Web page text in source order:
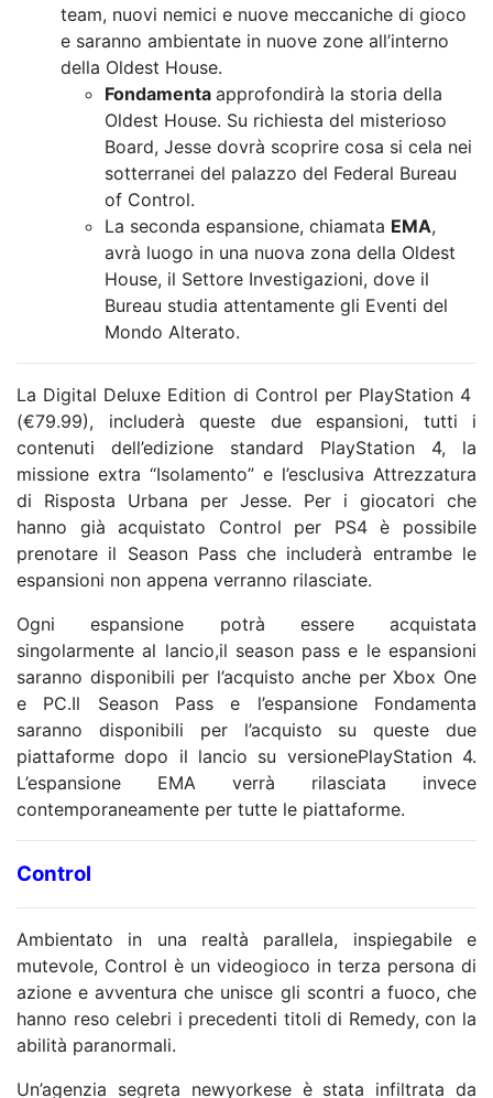
team, nuovi nemici e nuove meccaniche di gioco
e saranno ambientate in nuove zone all’interno
della Oldest House.
Fondamenta approfondirà la storia della
Oldest House. Su richiesta del misterioso
Board, Jesse dovrà scoprire cosa si cela nei
sotterranei del palazzo del Federal Bureau
of Control.
La seconda espansione, chiamata EMA,
avrà luogo in una nuova zona della Oldest
House, il Settore Investigazioni, dove il
Bureau studia attentamente gli Eventi del
Mondo Alterato.
La Digital Deluxe Edition di Control per PlayStation 4
(€79.99), includerà queste due espansioni, tutti i
contenuti dell’edizione standard PlayStation 4, la
missione extra “Isolamento” e l’esclusiva Attrezzatura
di Risposta Urbana per Jesse. Per i giocatori che
hanno già acquistato Control per PS4 è possibile
prenotare il Season Pass che includerà entrambe le
espansioni non appena verranno rilasciate.
Ogni espansione potrà essere acquistata
singolarmente al lancio,il season pass e le espansioni
saranno disponibili per l’acquisto anche per Xbox One
e PC.Il Season Pass e l’espansione Fondamenta
saranno disponibili per l’acquisto su queste due
piattaforme dopo il lancio su versionePlayStation 4.
L’espansione EMA verrà rilasciata invece
contemporaneamente per tutte le piattaforme.
Control
Ambientato in una realtà parallela, inspiegabile e
mutevole, Control è un videogioco in terza persona di
azione e avventura che unisce gli scontri a fuoco, che
hanno reso celebri i precedenti titoli di Remedy, con la
abilità paranormali.
Un’agenzia segreta newyorkese è stata infiltrata da